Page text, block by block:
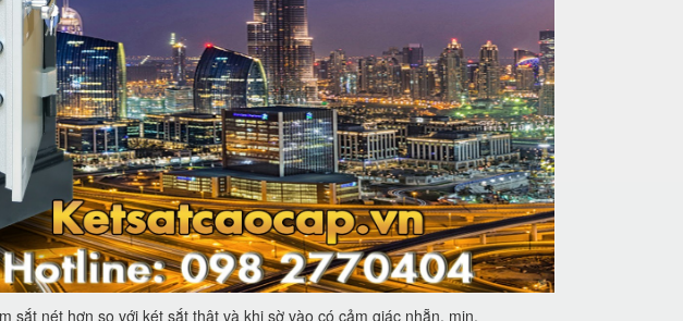
nét hơn so với két sắt thật và khi sờ vào có cảm giác nhẵn, mịn.